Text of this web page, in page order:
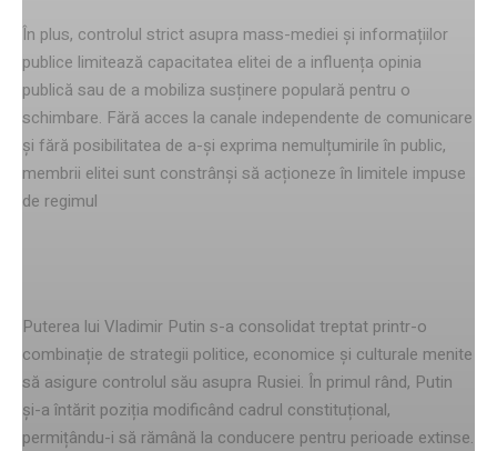
În plus, controlul strict asupra mass-mediei și informațiilor
publice limitează capacitatea elitei de a influența opinia
publică sau de a mobiliza susținere populară pentru o
schimbare. Fără acces la canale independente de comunicare
și fără posibilitatea de a-și exprima nemulțumirile în public,
membrii elitei sunt constrânși să acționeze în limitele impuse
de regimul
Puterea lui Vladimir Putin s-a consolidat treptat printr-o
combinație de strategii politice, economice și culturale menite
să asigure controlul său asupra Rusiei. În primul rând, Putin
și-a întărit poziția modificând cadrul constituțional,
permițându-i să rămână la conducere pentru perioade extinse.